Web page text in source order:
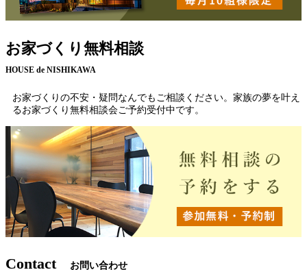
お家づくり無料相談
HOUSE de NISHIKAWA
お家づくりの不安・疑問なんでもご相談ください。家族の夢を叶え
るお家づくり無料相談会ご予約受付中です。
Contact お問い合わせ